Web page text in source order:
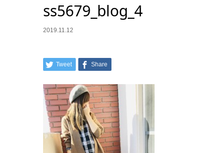
ss5679_blog_4
2019.11.12
Tweet Share